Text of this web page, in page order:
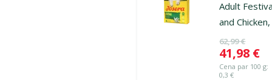
Adult
and
Oriģinālā
62,99 €
Cena
41,98 €
Cena par 100 g:
0,3 €